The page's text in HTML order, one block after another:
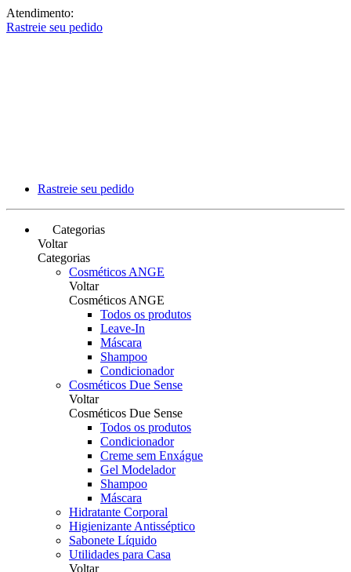
Atendimento:
Rastreie seu pedido
Rastreie seu pedido
Categorias
Voltar
Categorias
Cosméticos ANGE
Voltar
Cosméticos ANGE
Todos os produtos
Leave-In
Máscara
Shampoo
Condicionador
Cosméticos Due Sense
Voltar
Cosméticos Due Sense
Todos os produtos
Condicionador
Creme sem Enxágue
Gel Modelador
Shampoo
Máscara
Hidratante Corporal
Higienizante Antisséptico
Sabonete Líquido
Utilidades para Casa
Voltar